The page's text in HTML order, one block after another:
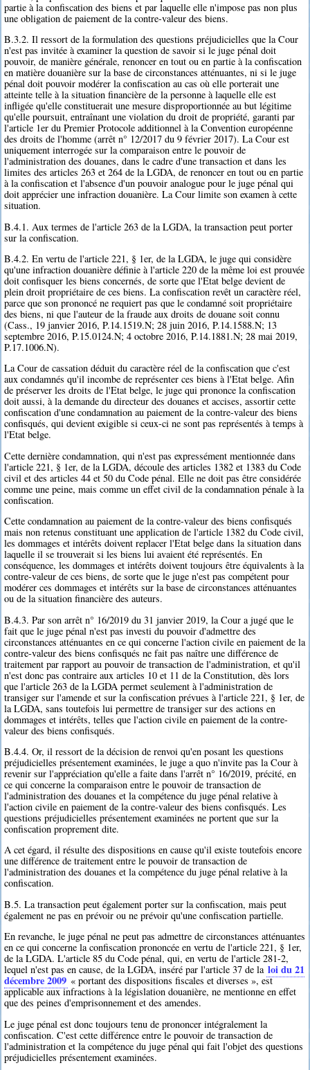
partie à la confiscation des biens et par laquelle elle n'impose pas non plus
une obligation de paiement de la contre-valeur des biens.
B.3.2. Il ressort de la formulation des questions préjudicielles que la Cour
n'est pas invitée à examiner la question de savoir si le juge pénal doit
pouvoir, de manière générale, renoncer en tout ou en partie à la confiscation
en matière douanière sur la base de circonstances atténuantes, ni si le juge
pénal doit pouvoir modérer la confiscation au cas où elle porterait une
atteinte telle à la situation financière de la personne à laquelle elle est
infligée qu'elle constituerait une mesure disproportionnée au but légitime
qu'elle poursuit, entraînant une violation du droit de propriété, garanti par
l'article 1er du Premier Protocole additionnel à la Convention européenne
des droits de l'homme (arrêt n° 12/2017 du 9 février 2017). La Cour est
uniquement interrogée sur la comparaison entre le pouvoir de
l'administration des douanes, dans le cadre d'une transaction et dans les
limites des articles 263 et 264 de la LGDA, de renoncer en tout ou en partie
à la confiscation et l'absence d'un pouvoir analogue pour le juge pénal qui
doit apprécier une infraction douanière. La Cour limite son examen à cette
situation.
B.4.1. Aux termes de l'article 263 de la LGDA, la transaction peut porter
sur la confiscation.
B.4.2. En vertu de l'article 221, § 1er, de la LGDA, le juge qui considère
qu'une infraction douanière définie à l'article 220 de la même loi est prouvée
doit confisquer les biens concernés, de sorte que l'Etat belge devient de
plein droit propriétaire de ces biens. La confiscation revêt un caractère réel,
parce que son prononcé ne requiert pas que le condamné soit propriétaire
des biens, ni que l'auteur de la fraude aux droits de douane soit connu
(Cass., 19 janvier 2016, P.14.1519.N; 28 juin 2016, P.14.1588.N; 13
septembre 2016, P.15.0124.N; 4 octobre 2016, P.14.1881.N; 28 mai 2019,
P.17.1006.N).
La Cour de cassation déduit du caractère réel de la confiscation que c'est
aux condamnés qu'il incombe de représenter ces biens à l'Etat belge. Afin
de préserver les droits de l'Etat belge, le juge qui prononce la confiscation
doit aussi, à la demande du directeur des douanes et accises, assortir cette
confiscation d'une condamnation au paiement de la contre-valeur des biens
confisqués, qui devient exigible si ceux-ci ne sont pas représentés à temps à
l'Etat belge.
Cette dernière condamnation, qui n'est pas expressément mentionnée dans
l'article 221, § 1er, de la LGDA, découle des articles 1382 et 1383 du Code
civil et des articles 44 et 50 du Code pénal. Elle ne doit pas être considérée
comme une peine, mais comme un effet civil de la condamnation pénale à la
confiscation.
Cette condamnation au paiement de la contre-valeur des biens confisqués
mais non retenus constituant une application de l'article 1382 du Code civil,
les dommages et intérêts doivent replacer l'Etat belge dans la situation dans
laquelle il se trouverait si les biens lui avaient été représentés. En
conséquence, les dommages et intérêts doivent toujours être équivalents à la
contre-valeur de ces biens, de sorte que le juge n'est pas compétent pour
modérer ces dommages et intérêts sur la base de circonstances atténuantes
ou de la situation financière des auteurs.
B.4.3. Par son arrêt n° 16/2019 du 31 janvier 2019, la Cour a jugé que le
fait que le juge pénal n'est pas investi du pouvoir d'admettre des
circonstances atténuantes en ce qui concerne l'action civile en paiement de la
contre-valeur des biens confisqués ne fait pas naître une différence de
traitement par rapport au pouvoir de transaction de l'administration, et qu'il
n'est donc pas contraire aux articles 10 et 11 de la Constitution, dès lors
que l'article 263 de la LGDA permet seulement à l'administration de
transiger sur l'amende et sur la confiscation prévues à l'article 221, § 1er, de
la LGDA, sans toutefois lui permettre de transiger sur des actions en
dommages et intérêts, telles que l'action civile en paiement de la contre-
valeur des biens confisqués.
B.4.4. Or, il ressort de la décision de renvoi qu'en posant les questions
préjudicielles présentement examinées, le juge a quo n'invite pas la Cour à
revenir sur l'appréciation qu'elle a faite dans l'arrêt n° 16/2019, précité, en
ce qui concerne la comparaison entre le pouvoir de transaction de
l'administration des douanes et la compétence du juge pénal relative à
l'action civile en paiement de la contre-valeur des biens confisqués. Les
questions préjudicielles présentement examinées ne portent que sur la
confiscation proprement dite.
A cet égard, il résulte des dispositions en cause qu'il existe toutefois encore
une différence de traitement entre le pouvoir de transaction de
l'administration des douanes et la compétence du juge pénal relative à la
confiscation.
B.5. La transaction peut également porter sur la confiscation, mais peut
également ne pas en prévoir ou ne prévoir qu'une confiscation partielle.
En revanche, le juge pénal ne peut pas admettre de circonstances atténuantes
en ce qui concerne la confiscation prononcée en vertu de l'article 221, § 1er,
de la LGDA. L'article 85 du Code pénal, qui, en vertu de l'article 281-2,
lequel n'est pas en cause, de la LGDA, inséré par l'article 37 de la loi du 21
décembre 2009 « portant des dispositions fiscales et diverses », est
applicable aux infractions à la législation douanière, ne mentionne en effet
que des peines d'emprisonnement et des amendes.
Le juge pénal est donc toujours tenu de prononcer intégralement la
confiscation. C'est cette différence entre le pouvoir de transaction de
l'administration et la compétence du juge pénal qui fait l'objet des questions
préjudicielles présentement examinées.